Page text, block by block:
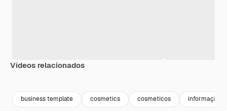
Vídeos relacionados
business template cosmetics cosmeticos informação